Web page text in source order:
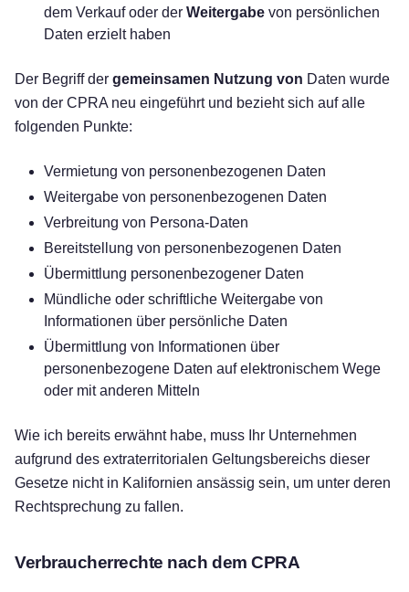
dem Verkauf oder der Weitergabe von persönlichen
Daten erzielt haben
Der Begriff der gemeinsamen Nutzung von Daten wurde
von der CPRA neu eingeführt und bezieht sich auf alle
folgenden Punkte:
Vermietung von personenbezogenen Daten
Weitergabe von personenbezogenen Daten
Verbreitung von Persona-Daten
Bereitstellung von personenbezogenen Daten
Übermittlung personenbezogener Daten
Mündliche oder schriftliche Weitergabe von
Informationen über persönliche Daten
Übermittlung von Informationen über
personenbezogene Daten auf elektronischem Wege
oder mit anderen Mitteln
Wie ich bereits erwähnt habe, muss Ihr Unternehmen
aufgrund des extraterritorialen Geltungsbereichs dieser
Gesetze nicht in Kalifornien ansässig sein, um unter deren
Rechtsprechung zu fallen.
Verbraucherrechte nach dem CPRA